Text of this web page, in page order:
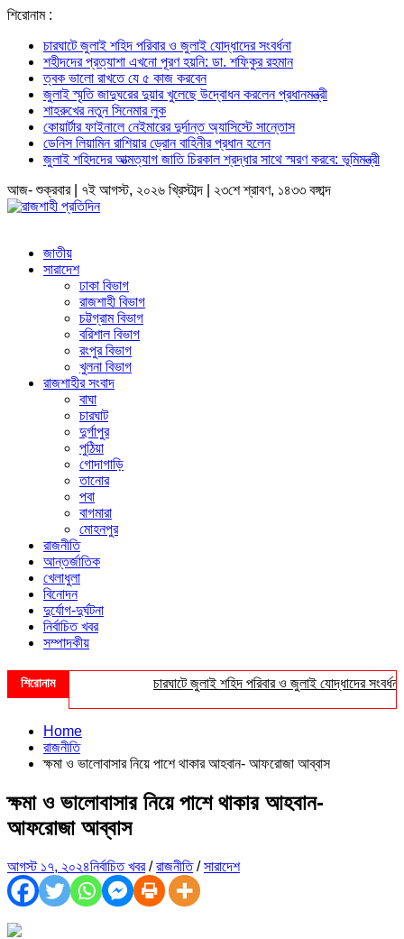
শিরোনাম :
চারঘাটে জুলাই শহিদ পরিবার ও জুলাই যোদ্ধাদের সংবর্ধনা
শহীদদের প্রত্যাশা এখনো পূরণ হয়নি: ডা. শফিকুর রহমান
ত্বক ভালো রাখতে যে ৫ কাজ করবেন
জুলাই স্মৃতি জাদুঘরের দুয়ার খুলেছে উদ্বোধন করলেন প্রধানমন্ত্রী
শাহরুখের নতুন সিনেমার লুক
কোয়ার্টার ফাইনালে নেইমারের দুর্দান্ত অ্যাসিস্টে সান্তোস
ডেনিস লিয়ামিন রাশিয়ার ড্রোন বাহিনীর প্রধান হলেন
জুলাই শহিদদের আত্মত্যাগ জাতি চিরকাল শ্রদ্ধার সাথে স্মরণ করবে: ভূমিমন্ত্রী
আজ- শুক্রবার | ৭ই আগস্ট, ২০২৬ খ্রিস্টাব্দ | ২৩শে শ্রাবণ, ১৪৩৩ বঙ্গাব্দ
জাতীয়
সারাদেশ
ঢাকা বিভাগ
রাজশাহী বিভাগ
চট্টগ্রাম বিভাগ
বরিশাল বিভাগ
রংপুর বিভাগ
খুলনা বিভাগ
রাজশাহীর সংবাদ
বাঘা
চারঘাট
দুর্গাপুর
পুঠিয়া
গোদাগাড়ি
তানোর
পবা
বাগমারা
মোহনপুর
রাজনীতি
আন্তর্জাতিক
খেলাধুলা
বিনোদন
দুর্যোগ-দুর্ঘটনা
নির্বাচিত খবর
সম্পাদকীয়
শিরোনাম চারঘাটে জুলাই শহিদ পরিবার ও জুলাই যোদ্ধাদের সংবর্ধনা
Home
রাজনীতি
ক্ষমা ও ভালোবাসার নিয়ে পাশে থাকার আহবান- আফরোজা আব্বাস
ক্ষমা ও ভালোবাসার নিয়ে পাশে থাকার আহবান-
আফরোজা আব্বাস
আগস্ট ১৭, ২০২৪নির্বাচিত খবর/রাজনীতি/সারাদেশ